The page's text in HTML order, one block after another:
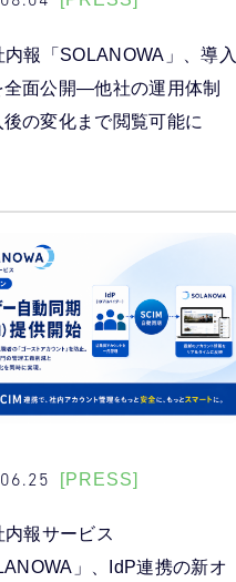
内報「SOLANOWA」、導入
全面公開―他社の運用体制
の変化まで閲覧可能に
[PRESS]
内報サービス
」、IdP連携の新オ